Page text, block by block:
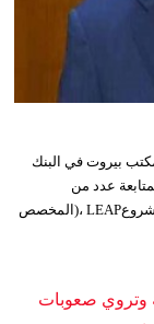
بيروت في البنك
عدد من
المشاريع قيد التنفيذ، وجرى التركيز بشكل خاص على مشروعLEAP ،(المخصص
وتروي صعوبات